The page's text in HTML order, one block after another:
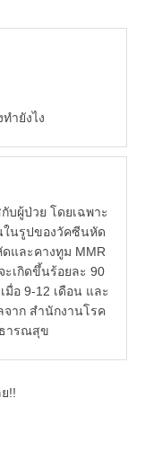
ำยังไง
ผู้ป่วย โดยเฉพาะ
นรูปของวัคซีนหัด
และคางทูม MMR
เกิดขึ้นร้อยละ 90
อ 9-12 เดือน และ
าก สำนักงานโรค
ารณสุข
!!